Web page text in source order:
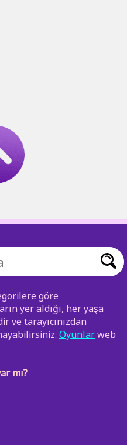
göre
yer aldığı, her yaşa
ve tarayıcınızdan
Oyunlarweb
mı?